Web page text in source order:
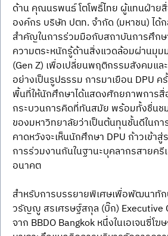
ด้าน คุณนรพนธ์ โตโพธิ์ไทย ผู้แทนฝ่า
องค์กร บริษัท ปตท. จำกัด (มหาชน) ได้
สำคัญในการร่วมมือกับสถาบันการศึก
ความตระหนักรู้ด้านสิ่งแวดล้อมผ่านมุม
(Gen Z) เพื่อเปลี่ยนพฤติกรรมสังคมแ
อย่างเป็นรูปธรรม การมาเยือน DPU ค
พื้นที่ให้นักศึกษาได้แสดงศักยภาพการสื่
กระบวนการคิดที่ทันสมัย พร้อมทั้งชื่น
ของมหาวิทยาลัยว่าเป็นต้นทุนชั้นดีในกา
คาดหวังจะเห็นนักศึกษา DPU ก้าวเข้า
การร่วมงานกันในฐานะบุคลากรสายค
อนาคต
สำหรับการบรรยายพิเศษเพื่อพัฒนาทั
วรัญญู สรเศรษฐ์สกุล (บิ๊ก) Executive
จาก BBDO Bangkok หนึ่งในเอเจนซี่โ